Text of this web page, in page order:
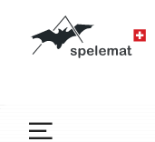
BATCode